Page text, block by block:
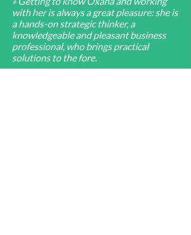
with her is always a great pleasure: she is
a hands-on strategic thinker, a
knowledgeable and pleasant business
professional, who brings practical
solutions to the fore.